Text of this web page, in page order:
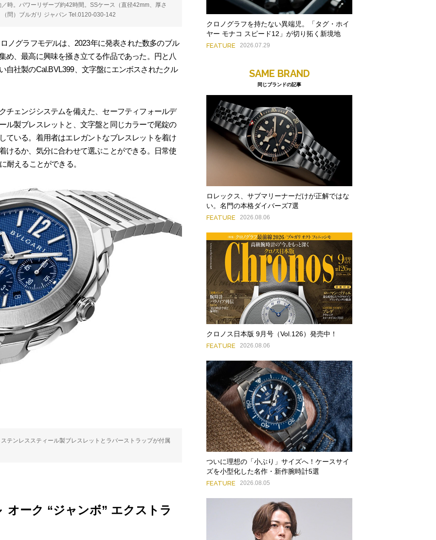
時。パワーリザーブ約42時間。SSケース（直径42mm、厚さ
問）ブルガリ ジャパン Tel.0120-030-142
グラフモデルは、2023年に発表された数多のブル
め、最高に興味を掻き立てる作品であった。円と八
自社製のCal.BVL399、文字盤にエンボスされたクル
ェンジシステムを備えた、セーフティフォールデ
ル製ブレスレットと、文字盤と同じカラーで尾錠の
ている。着用者はエレガントなブレスレットを着け
けるか、気分に合わせて選ぶことができる。日常使
耐えることができる。
テンレススティール製ブレスレットとラバーストラップが付属
ーク “ジャンボ” エクストラ
クロノグラフを持たない異端児。「タグ・ホイ
ヤー モナコ スピード12」が切り拓く新境地
FEATURE 2026.07.29
SAME BRAND
同じブランドの記事
ロレックス、サブマリーナーだけが正解ではな
い。名門の本格ダイバーズ7選
FEATURE 2026.08.06
クロノス日本版 9月号（Vol.126）発売中！
FEATURE 2026.08.06
ついに理想の「小ぶり」サイズへ！ケースサイ
ズを小型化した名作・新作腕時計5選
FEATURE 2026.08.05